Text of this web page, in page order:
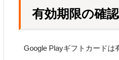
有効期限の確
Google Playギフトカードは